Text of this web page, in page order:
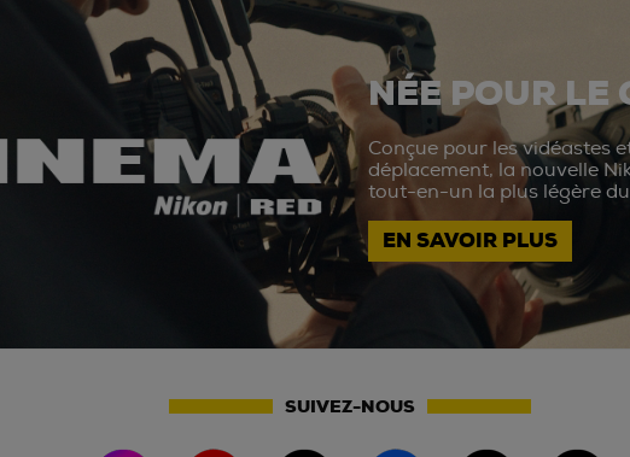
NÉE POUR LE
Conçue pour les vidéastes
déplacement, la nouvelle
tout-en-un la plus légère
EN SAVOIR PLUS
SUIVEZ-NOUS